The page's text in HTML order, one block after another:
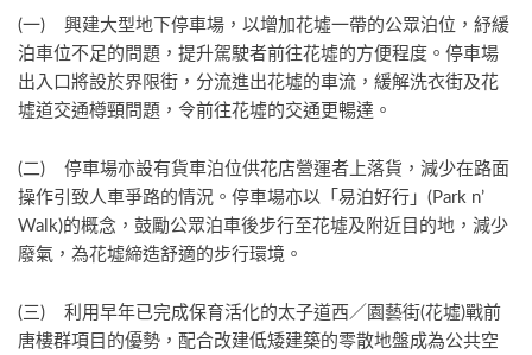
(一) 興建大型地下停車場，以增加花墟一帶的公眾泊位，紓緩
泊車位不足的問題，提升駕駛者前往花墟的方便程度。停車場
出入口將設於界限街，分流進出花墟的車流，緩解洗衣街及花
墟道交通樽頸問題，令前往花墟的交通更暢達。
(二) 停車場亦設有貨車泊位供花店營運者上落貨，減少在路面
操作引致人車爭路的情況。停車場亦以「易泊好行」(Park n’
Walk)的概念，鼓勵公眾泊車後步行至花墟及附近目的地，減少
廢氣，為花墟締造舒適的步行環境。
(三) 利用早年已完成保育活化的太子道西／園藝街(花墟)戰前
唐樓群項目的優勢，配合改建低矮建築的零散地盤成為公共空